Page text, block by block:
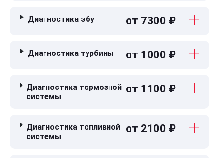
Диагностика эбу от 7300 ₽
Диагностика турбины от 1000 ₽
Диагностика тормозной
системы
от 1100 ₽
Диагностика топливной
системы
от 2100 ₽